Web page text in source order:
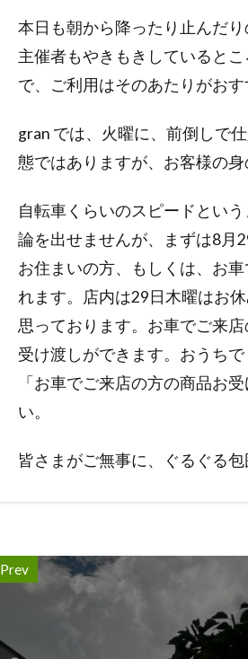
本日も朝から降ったり止んだ
主催者もやきもきしていると
で、ご利用はそのあたりがおす
gran では、火曜に、前倒しで
態ではありますが、お客様の
自転車くらいのスピードとい
論を出せませんが、まずは8月
お住まいの方、もしくは、お
れます。店内は29日木曜はお
思っております。お車でご来
受け渡しができます。おうち
「お車でご来店の方の商品お
い。
皆さまがご無事に、ぐるぐる
Prev